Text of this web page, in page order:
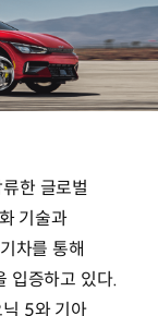
한 글로벌
기술과
차를 통해
입증하고 있다.
5와 기아